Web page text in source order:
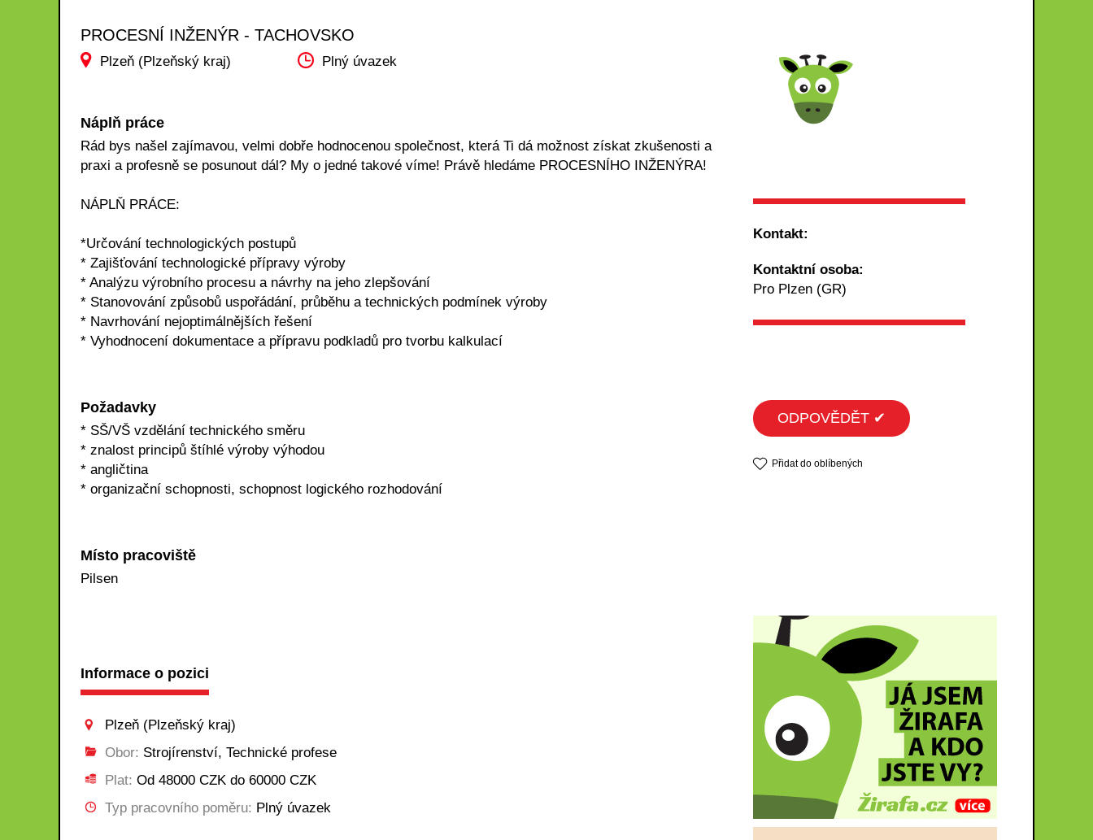
PROCESNÍ INŽENÝR - TACHOVSKO
Plzeň (Plzeňský kraj) Plný úvazek
Náplň práce
Rád bys našel zajímavou, velmi dobře hodnocenou společnost, která Ti dá možnost získat zkušenosti a
praxi a profesně se posunout dál? My o jedné takové víme! Právě hledáme PROCESNÍHO INŽENÝRA!
NÁPLŇ PRÁCE:
*Určování technologických postupů
* Zajišťování technologické přípravy výroby
* Analýzu výrobního procesu a návrhy na jeho zlepšování
* Stanovování způsobů uspořádání, průběhu a technických podmínek výroby
* Navrhování nejoptimálnějších řešení
* Vyhodnocení dokumentace a přípravu podkladů pro tvorbu kalkulací
Požadavky
* SŠ/VŠ vzdělání technického směru
* znalost principů štíhlé výroby výhodou
* angličtina
* organizační schopnosti, schopnost logického rozhodování
Místo pracoviště
Pilsen
Informace o pozici
Plzeň (Plzeňský kraj)
Obor: Strojírenství, Technické profese
Plat: Od 48000 CZK do 60000 CZK
Typ pracovního poměru: Plný úvazek
Kontakt:
Kontaktní osoba:
Pro Plzen (GR)
ODPOVĚDĚT ✔
Přidat do oblíbených